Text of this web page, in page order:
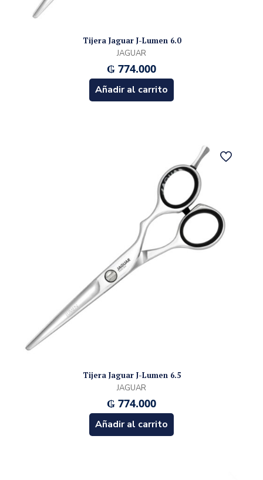
Tijera Jaguar J-Lumen 6.0
JAGUAR
₲ 774.000
Añadir al carrito
Tijera Jaguar J-Lumen 6.5
JAGUAR
₲ 774.000
Añadir al carrito